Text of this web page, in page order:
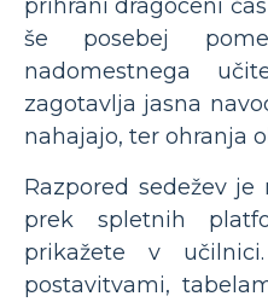
prihrani dragoceni
še posebej
nadomestnega
zagotavlja jasna
nahajajo, ter ohranja
Razpored sedežev
prek spletnih
prikažete v
postavitvami,